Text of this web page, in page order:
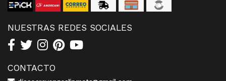
NUESTRAS REDES SOCIALES
CONTACTO